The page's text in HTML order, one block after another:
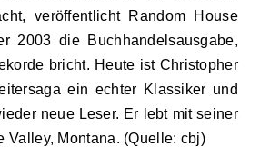
veröffentlicht Random House
2003 die Buchhandelsausgabe,
bricht. Heute ist Christopher
ein echter Klassiker und
neue Leser. Er lebt mit seiner
Valley, Montana. (Quelle: cbj)